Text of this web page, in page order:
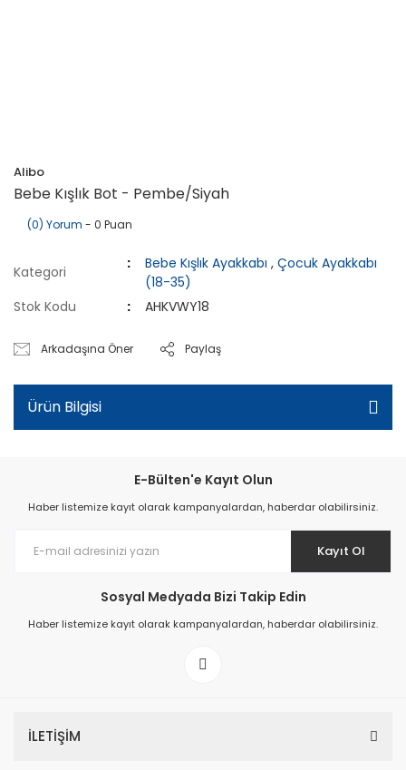
Alibo
Bebe Kışlık Bot - Pembe/Siyah
(0) Yorum - 0 Puan
Kategori
Bebe Kışlık Ayakkabı ,Çocuk Ayakkabı
(18-35)
Stok Kodu
AHKVWY18
Arkadaşına Öner Paylaş
Ürün Bilgisi
E-Bülten'e Kayıt Olun
Haber listemize kayıt olarak kampanyalardan, haberdar olabilirsiniz.
Kayıt Ol
Sosyal Medyada Bizi Takip Edin
Haber listemize kayıt olarak kampanyalardan, haberdar olabilirsiniz.
İLETİŞİM